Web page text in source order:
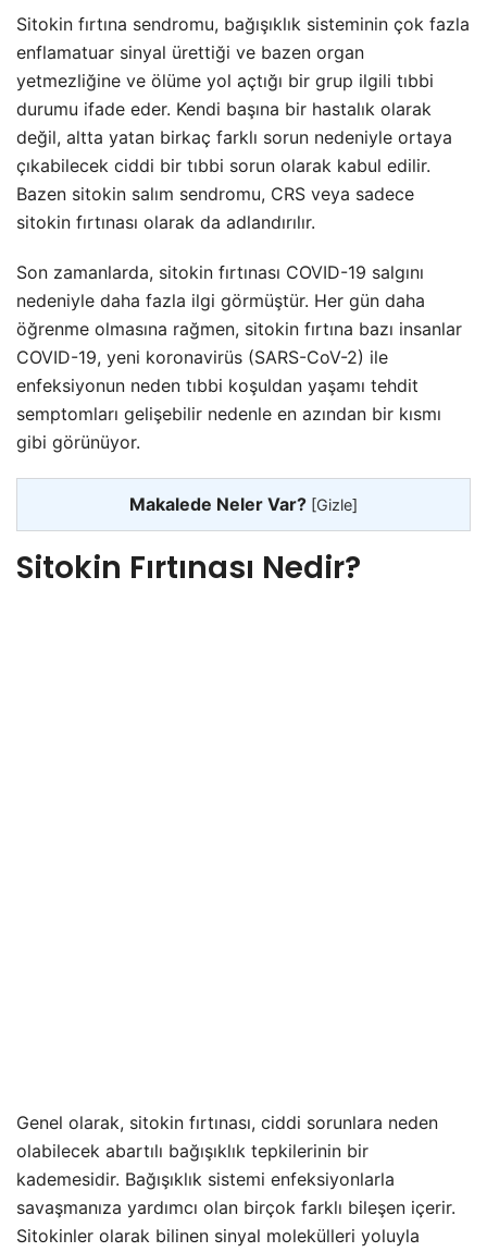
Sitokin fırtına sendromu, bağışıklık sisteminin çok fazla
enflamatuar sinyal ürettiği ve bazen organ
yetmezliğine ve ölüme yol açtığı bir grup ilgili tıbbi
durumu ifade eder. Kendi başına bir hastalık olarak
değil, altta yatan birkaç farklı sorun nedeniyle ortaya
çıkabilecek ciddi bir tıbbi sorun olarak kabul edilir.
Bazen sitokin salım sendromu, CRS veya sadece
sitokin fırtınası olarak da adlandırılır.
Son zamanlarda, sitokin fırtınası COVID-19 salgını
nedeniyle daha fazla ilgi görmüştür. Her gün daha
öğrenme olmasına rağmen, sitokin fırtına bazı insanlar
COVID-19, yeni koronavirüs (SARS-CoV-2) ile
enfeksiyonun neden tıbbi koşuldan yaşamı tehdit
semptomları gelişebilir nedenle en azından bir kısmı
gibi görünüyor.
Makalede Neler Var? [Gizle]
Sitokin Fırtınası Nedir?
Genel olarak, sitokin fırtınası, ciddi sorunlara neden
olabilecek abartılı bağışıklık tepkilerinin bir
kademesidir. Bağışıklık sistemi enfeksiyonlarla
savaşmanıza yardımcı olan birçok farklı bileşen içerir.
Sitokinler olarak bilinen sinyal molekülleri yoluyla